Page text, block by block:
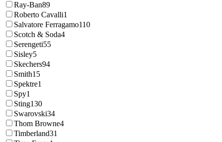
Ray-Ban89
Roberto Cavalli1
Salvatore Ferragamo110
Scotch & Soda4
Serengeti55
Sisley5
Skechers94
Smith15
Spektre1
Spy1
Sting130
Swarovski34
Thom Browne4
Timberland31